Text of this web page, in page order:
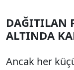
DAĞITILAN
ALTINDA
Ancak her